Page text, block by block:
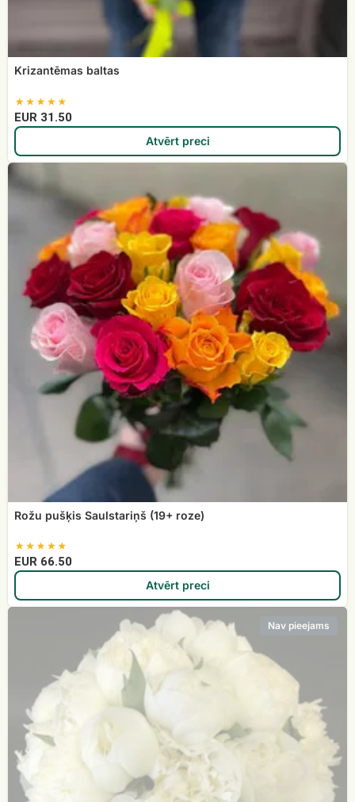
Krizantēmas baltas
EUR 31.50
Atvērt preci
Rožu
pušķis
Saulstariņš
Rožu pušķis Saulstariņš (19+ roze)
EUR 66.50
Atvērt preci
Nav pieejams
Baltu